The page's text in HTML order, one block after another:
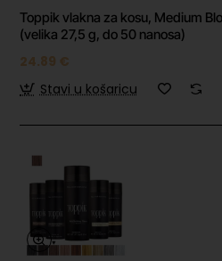
Toppik vlakna za kosu, Medium
(velika 27,5 g, do 50 nanosa)
24.89 €
Stavi u košaricu